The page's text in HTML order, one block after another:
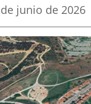
junio de 2026